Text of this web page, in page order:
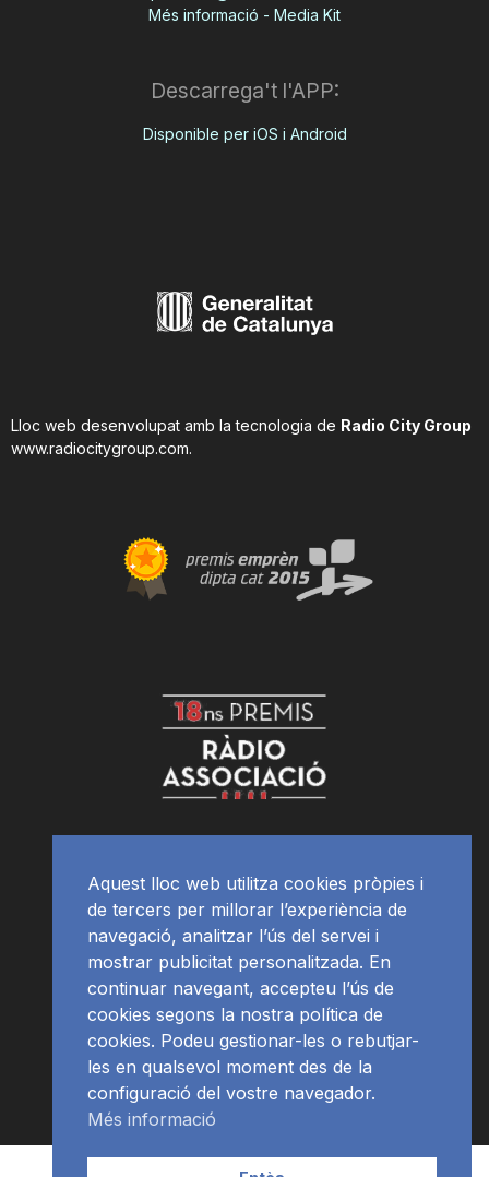
Més informació - Media Kit
Descarrega't l'APP:
Disponible per iOS i Android
Lloc web desenvolupat amb la tecnologia de Radio City Group
www.radiocitygroup.com.
APP Programació
Aquest lloc web utilitza cookies pròpies i
de tercers per millorar l’experiència de
navegació, analitzar l’ús del servei i
mostrar publicitat personalitzada. En
continuar navegant, accepteu l’ús de
cookies segons la nostra política de
cookies. Podeu gestionar-les o rebutjar-
les en qualsevol moment des de la
configuració del vostre navegador.
Més informació